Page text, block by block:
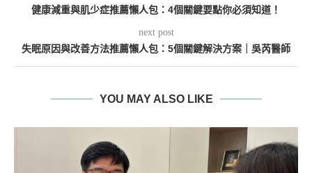
健康減重與肌少症推薦懶人包：4個關鍵要點你必須知道！
next post
失眠原因與改善方法推薦懶人包：5個關鍵解決方案｜吳芮醫師
YOU MAY ALSO LIKE